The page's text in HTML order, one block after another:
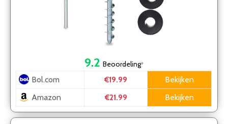
9.2 Beoordeling*
Bol.com €19.99
Bekijken
Amazon
€21.99 Bekijken